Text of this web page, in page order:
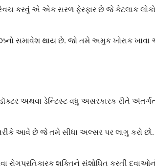
કરવું એ એક સરળ ફેરફાર છે જે કેટલાક
સમાવેશ થાય છે. જો તમે અમુક ખોરાક
અથવા ડેન્ટિસ્ટ વધુ અસરકારક રીતે
આવે છે જે તમે સીધા અલ્સર પર લાગુ કરો
શક્તિને સંશોધિત કરતી